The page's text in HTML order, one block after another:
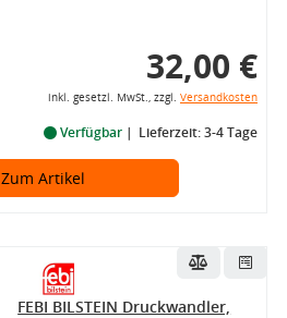
32,00 €
inkl. gesetzl. MwSt., zzgl. Versandkosten
Verfügbar Lieferzeit: 3-4 Tage
Zum Artikel
FEBI BILSTEIN Druckwandler,